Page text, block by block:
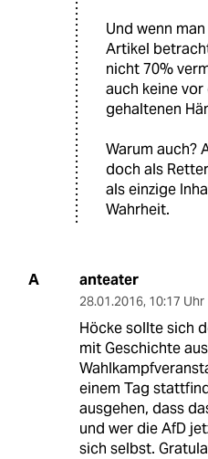
Und wenn
Artikel
nicht 70%
auch keine
gehaltenen
Warum auch?
doch als
als einzige
Wahrheit.
A anteater
28.01.2016, 10:17 Uhr
Höcke sollte sich
mit Geschichte
einem Tag
ausgehen, dass
und wer die AfD
sich selbst.